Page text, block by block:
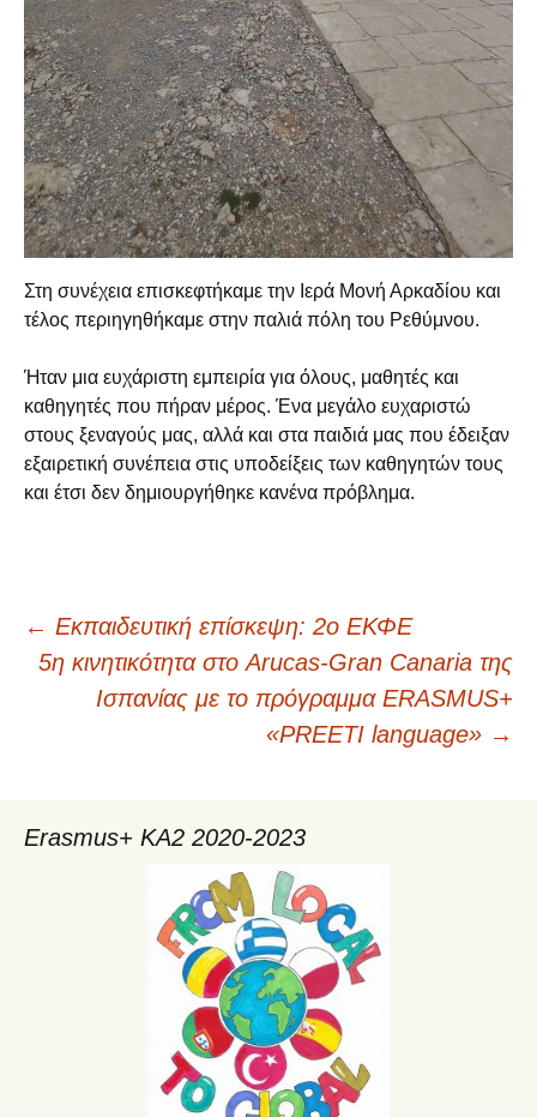
Στη συνέχεια επισκεφτήκαμε την Ιερά Μονή Αρκαδίου και
τέλος περιηγηθήκαμε στην παλιά πόλη του Ρεθύμνου.
Ήταν μια ευχάριστη εμπειρία για όλους, μαθητές και
καθηγητές που πήραν μέρος. Ένα μεγάλο ευχαριστώ
στους ξεναγούς μας, αλλά και στα παιδιά μας που έδειξαν
εξαιρετική συνέπεια στις υποδείξεις των καθηγητών τους
και έτσι δεν δημιουργήθηκε κανένα πρόβλημα.
Πλοήγηση
← Εκπαιδευτική επίσκεψη: 2ο ΕΚΦΕ
5η κινητικότητα στο Arucas-Gran Canaria της
Ισπανίας με το πρόγραμμα ERASMUS+
«PREETI language» →
Erasmus+ KA2 2020-2023